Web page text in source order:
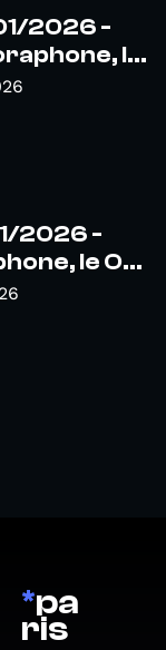
2026 -
l...
2026 -
le O...
*pa
ris